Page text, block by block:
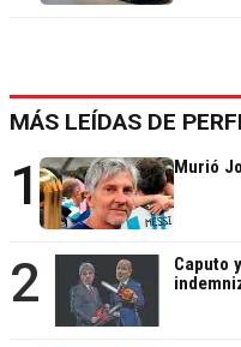
MÁS LEÍDAS DE
1 Murió
2
Caputo